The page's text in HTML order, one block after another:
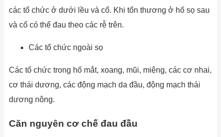
các tổ chức ở dưới lều và cổ. Khi tổn thương ở hố sọ sau
và cổ có thể đau theo các rễ trên.
Các tổ chức ngoài sọ
Các tổ chức trong hố mắt, xoang, mũi, miệng, các cơ nhai,
cơ thái dương, các động mạch da đầu, động mạch thái
dương nông.
Căn nguyên cơ chế đau đầu